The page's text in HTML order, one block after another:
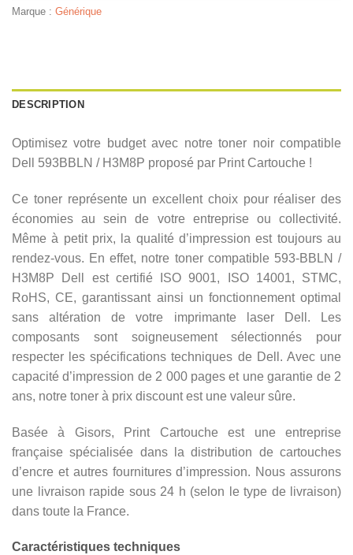
Marque : Générique
DESCRIPTION
Optimisez votre budget avec notre toner noir compatible
Dell 593BBLN / H3M8P proposé par Print Cartouche !
Ce toner représente un excellent choix pour réaliser des
économies au sein de votre entreprise ou collectivité.
Même à petit prix, la qualité d’impression est toujours au
rendez-vous. En effet, notre toner compatible 593-BBLN /
H3M8P Dell est certifié ISO 9001, ISO 14001, STMC,
RoHS, CE, garantissant ainsi un fonctionnement optimal
sans altération de votre imprimante laser Dell. Les
composants sont soigneusement sélectionnés pour
respecter les spécifications techniques de Dell. Avec une
capacité d’impression de 2 000 pages et une garantie de 2
ans, notre toner à prix discount est une valeur sûre.
Basée à Gisors, Print Cartouche est une entreprise
française spécialisée dans la distribution de cartouches
d’encre et autres fournitures d’impression. Nous assurons
une livraison rapide sous 24 h (selon le type de livraison)
dans toute la France.
Caractéristiques techniques